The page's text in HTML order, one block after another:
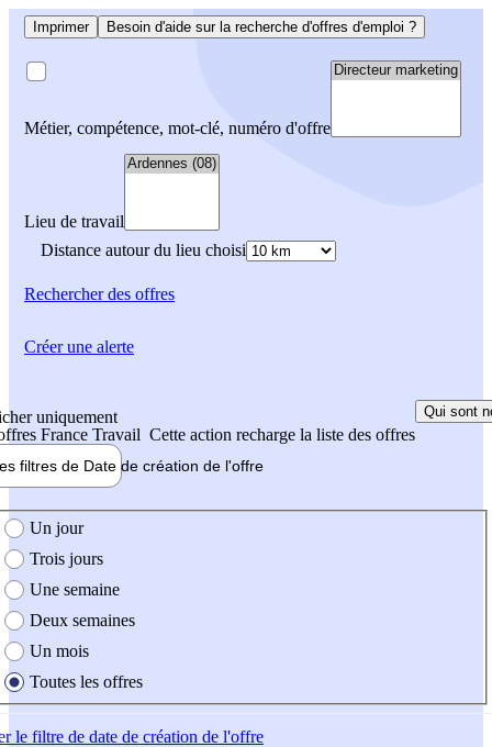
Imprimer Besoin d'aide sur la recherche d'offres d'emploi ?
Métier, compétence, mot-clé, numéro d'offre
Lieu de travail
Distance autour du lieu choisi
Rechercherdes offres
uniquement
France Travail Cette action recharge la liste des offres
Qui sont
filtres de Date de création de l'offre
création de l'offre
Un jour
Trois jours
Une semaine
Deux semaines
Un mois
Toutes les offres
le filtre de date de création de l'offre
Créer une alerte